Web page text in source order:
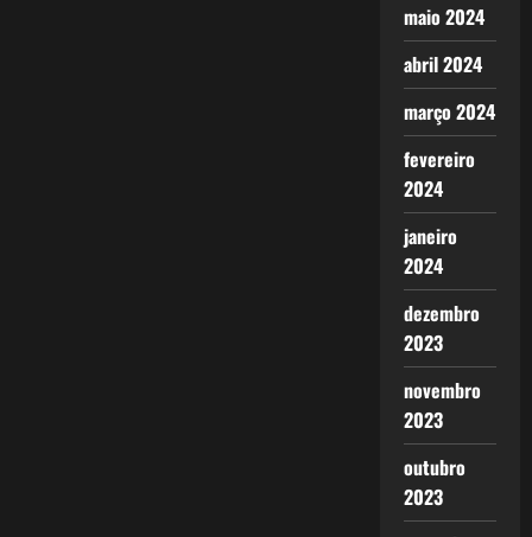
maio 2024
abril 2024
março 2024
fevereiro
2024
janeiro
2024
dezembro
2023
novembro
2023
outubro
2023